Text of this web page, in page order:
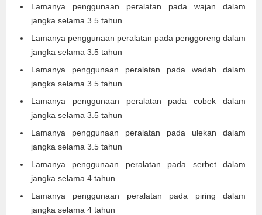
Lamanya penggunaan peralatan pada wajan dalam
jangka selama 3.5 tahun
Lamanya penggunaan peralatan pada penggoreng dalam
jangka selama 3.5 tahun
Lamanya penggunaan peralatan pada wadah dalam
jangka selama 3.5 tahun
Lamanya penggunaan peralatan pada cobek dalam
jangka selama 3.5 tahun
Lamanya penggunaan peralatan pada ulekan dalam
jangka selama 3.5 tahun
Lamanya penggunaan peralatan pada serbet dalam
jangka selama 4 tahun
Lamanya penggunaan peralatan pada piring dalam
jangka selama 4 tahun